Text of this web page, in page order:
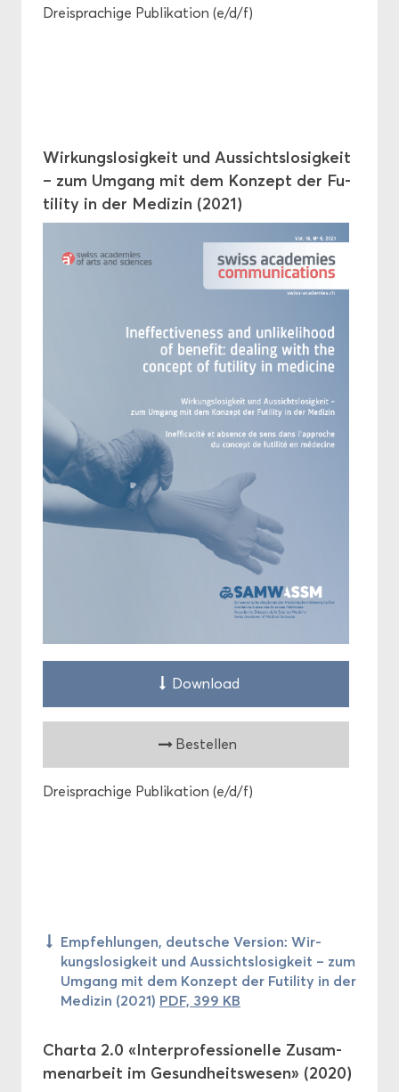
Drei­spra­chi­ge Pu­bli­ka­ti­on (e/d/f)
Wir­kungs­lo­sig­keit und Aus­sichts­lo­sig­keit
– zum Um­gang mit dem Kon­zept der Fu­
ti­li­ty in der Me­di­zin (2021)
Down­load
Be­stel­len
Drei­spra­chi­ge Pu­bli­ka­ti­on (e/d/f)
Emp­feh­lun­gen, deut­sche Ver­si­on: Wir­
kungs­lo­sig­keit und Aus­sichts­lo­sig­keit – zum
Um­gang mit dem Kon­zept der Fu­ti­li­ty in der
Me­di­zin (2021) PDF, 399 KB
Char­ta 2.0 «In­ter­pro­fes­sio­nel­le Zu­sam­
men­ar­beit im Ge­sund­heits­we­sen» (2020)